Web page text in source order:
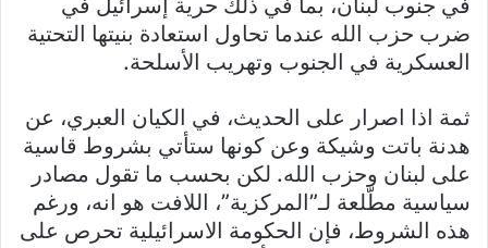
ضرب حزب الله عندما تحاول استعادة بنيتها التحتية
العسكرية في الجنوب وتهريب الأسلحة.
ثمة اذا اصرار على الحديث، في الكيان العبري، عن
هدنة باتت وشيكة وعن كونها ستأتي بشروط قاسية
على لبنان وحزب الله. لكن بحسب ما تقول مصادر
سياسية مطّلعة لـ”المركزية”، اللافت هو انه، ورغم
هذه الشروط، فإن الحكومة الاسرائيلية تحرص على